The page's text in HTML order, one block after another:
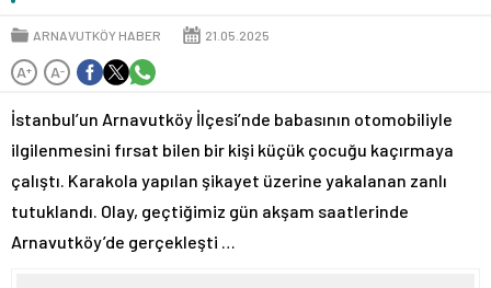
ARNAVUTKÖY HABER 21.05.2025
A+ A-
İstanbul’un Arnavutköy İlçesi’nde babasının otomobiliyle
ilgilenmesini fırsat bilen bir kişi küçük çocuğu kaçırmaya
çalıştı. Karakola yapılan şikayet üzerine yakalanan zanlı
tutuklandı. Olay, geçtiğimiz gün akşam saatlerinde
Arnavutköy’de gerçekleşti …